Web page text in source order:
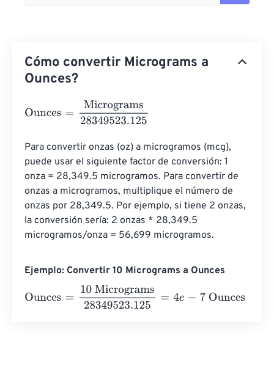
Cómo convertir Micrograms a
Ounces?
Ounces Micrograms28349523.125
Para convertir onzas (oz) a microgramos (mcg),
puede usar el siguiente factor de conversión: 1
onza = 28,349.5 microgramos. Para convertir de
onzas a microgramos, multiplique el número de
onzas por 28,349.5. Por ejemplo, si tiene 2 onzas,
la conversión sería: 2 onzas * 28,349.5
microgramos/onza = 56,699 microgramos.
Ejemplo: Convertir 10 Micrograms a Ounces
Ounces
10 Micrograms28349523.125 =4 e-